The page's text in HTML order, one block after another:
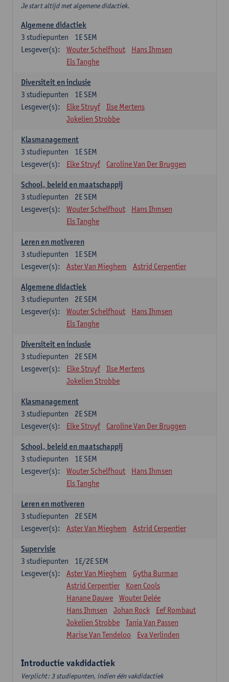
Je start altijd met algemene didactiek.
Algemene didactiek
1E SEM
3 studiepunten
Lesgever(s):
Wouter Schelfhout
Hans Ihmsen
Els Tanghe
Diversiteit en inclusie
1E SEM
3 studiepunten
Lesgever(s):
Elke Struyf
Ilse Mertens
Jokelien Strobbe
Klasmanagement
1E SEM
3 studiepunten
Lesgever(s):
Elke Struyf Caroline Van Der Bruggen
School, beleid en maatschappij
2E SEM
3 studiepunten
Lesgever(s):
Wouter Schelfhout
Hans Ihmsen
Els Tanghe
Leren en motiveren
1E SEM
3 studiepunten
Lesgever(s):
Aster Van Mieghem Astrid Cerpentier
Algemene didactiek
2E SEM
3 studiepunten
Lesgever(s):
Wouter Schelfhout
Hans Ihmsen
Els Tanghe
Diversiteit en inclusie
2E SEM
3 studiepunten
Lesgever(s):
Elke Struyf
Ilse Mertens
Jokelien Strobbe
Klasmanagement
2E SEM
3 studiepunten
Lesgever(s):
Elke Struyf Caroline Van Der Bruggen
School, beleid en maatschappij
1E SEM
3 studiepunten
Lesgever(s):
Wouter Schelfhout
Hans Ihmsen
Els Tanghe
Leren en motiveren
2E SEM
3 studiepunten
Lesgever(s):
Aster Van Mieghem Astrid Cerpentier
Supervisie
1E/2E SEM
3 studiepunten
Lesgever(s):
Aster Van Mieghem
Gytha Burman
Astrid Cerpentier
Koen Cools
Hanane Dauwe
Wouter Delée
Hans Ihmsen
Johan Rock
Eef Rombaut
Jokelien Strobbe
Tania Van Passen
Marise Van Tendeloo
Eva Verlinden
Introductie vakdidactiek
Verplicht: 3 studiepunten, indien één vakdidactiek